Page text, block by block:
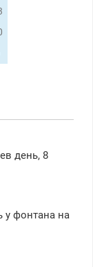
день, 8
у фонтана на